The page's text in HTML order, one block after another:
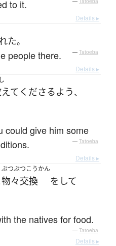
to it.
Details ▸
た。
people there. — Tatoeba
Details ▸
て くださるよう、
could give him some
— Tatoeba
Details ▸
ぶつぶつこうかん
物々交換 を して
the natives for food.
— Tatoeba
Details ▸